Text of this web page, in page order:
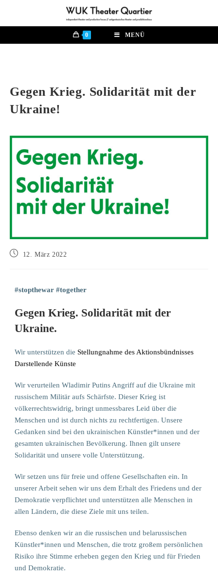
0 MENÜ
Gegen Krieg. Solidarität mit der
Ukraine!
12. März 2022
#stopthewar #together
Gegen Krieg. Solidarität mit der
Ukraine.
Wir unterstützen die Stellungnahme des Aktionsbündnisses
Darstellende Künste
Wir verurteilen Wladimir Putins Angriff auf die Ukraine mit
russischem Militär aufs Schärfste. Dieser Krieg ist
völkerrechtswidrig, bringt unmessbares Leid über die
Menschen und ist durch nichts zu rechtfertigen. Unsere
Gedanken sind bei den ukrainischen Künstler*innen und der
gesamten ukrainischen Bevölkerung. Ihnen gilt unsere
Solidarität und unsere volle Unterstützung.
Wir setzen uns für freie und offene Gesellschaften ein. In
unserer Arbeit sehen wir uns dem Erhalt des Friedens und der
Demokratie verpflichtet und unterstützen alle Menschen in
allen Ländern, die diese Ziele mit uns teilen.
Ebenso denken wir an die russischen und belarussischen
Künstler*innen und Menschen, die trotz großem persönlichen
Risiko ihre Stimme erheben gegen den Krieg und für Frieden
und Demokratie.